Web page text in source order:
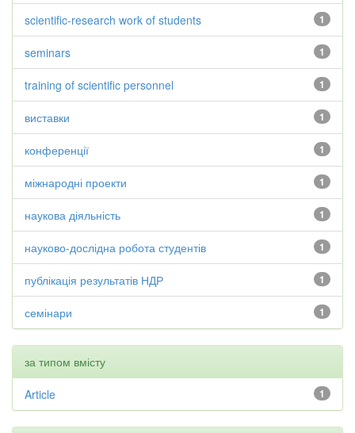
1
scientific-research work of students
1
seminars
1
training of scientific personnel
1
виставки
1
конференції
1
міжнародні проекти
1
наукова діяльність
1
науково-дослідна робота студентів
1
публікація результатів НДР
1
семінари
за типом вмісту
1
Article